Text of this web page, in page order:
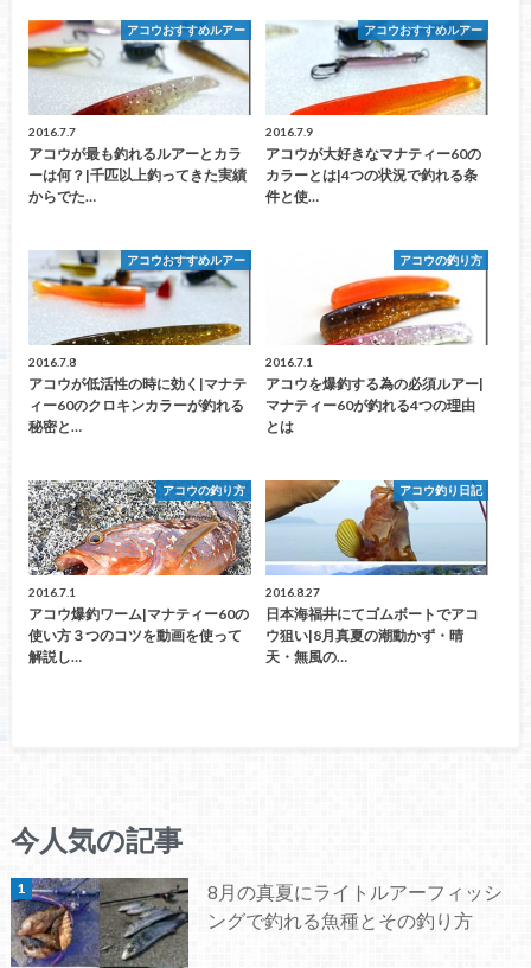
アコウおすすめルアー
2016.7.7
アコウが最も釣れるルアーとカラ
ーは何？|千匹以上釣ってきた実績
からでた…
アコウおすすめルアー
2016.7.9
アコウが大好きなマナティー60の
カラーとは|4つの状況で釣れる条
件と使…
アコウおすすめルアー
2016.7.8
アコウが低活性の時に効く|マナテ
ィー60のクロキンカラーが釣れる
秘密と…
アコウの釣り方
2016.7.1
アコウを爆釣する為の必須ルアー|
マナティー60が釣れる4つの理由
とは
アコウの釣り方
2016.7.1
アコウ爆釣ワーム|マナティー60の
使い方３つのコツを動画を使って
解説し…
アコウ釣り日記
2016.8.27
日本海福井にてゴムボートでアコ
ウ狙い|8月真夏の潮動かず・晴
天・無風の…
今人気の記事
8月の真夏にライトルアーフィッシ
ングで釣れる魚種とその釣り方